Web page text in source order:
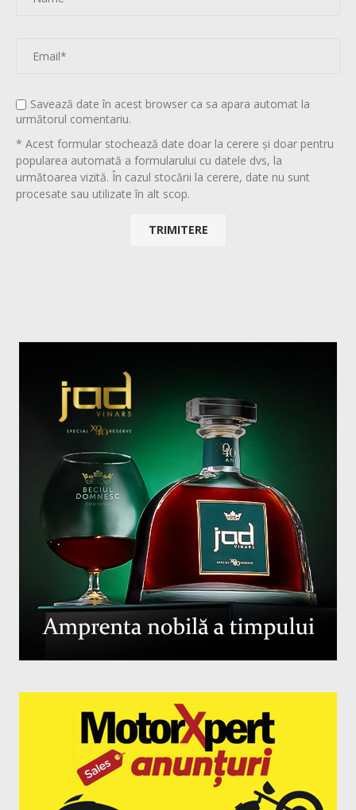
Savează date în acest browser ca sa apara automat la
următorul comentariu.
* Acest formular stochează date doar la cerere și doar pentru
popularea automată a formularului cu datele dvs, la
următoarea vizită. În cazul stocării la cerere, date nu sunt
procesate sau utilizate în alt scop.